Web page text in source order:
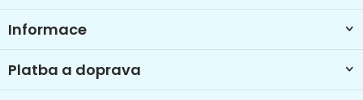
Informace
Platba a doprava